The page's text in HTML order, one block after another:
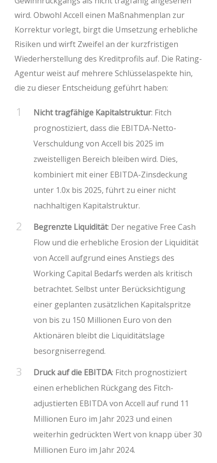
wird. Obwohl Accell einen Maßnahmenplan zur
Korrektur vorlegt, birgt die Umsetzung erhebliche
Risiken und wirft Zweifel an der kurzfristigen
Wiederherstellung des Kreditprofils auf. Die Rating-
Agentur weist auf mehrere Schlüsselaspekte hin,
die zu dieser Entscheidung geführt haben:
Nicht tragfähige Kapitalstruktur: Fitch
prognostiziert, dass die EBITDA-Netto-
Verschuldung von Accell bis 2025 im
zweistelligen Bereich bleiben wird. Dies,
kombiniert mit einer EBITDA-Zinsdeckung
unter 1.0x bis 2025, führt zu einer nicht
nachhaltigen Kapitalstruktur.
Begrenzte Liquidität: Der negative Free Cash
Flow und die erhebliche Erosion der Liquidität
von Accell aufgrund eines Anstiegs des
Working Capital Bedarfs werden als kritisch
betrachtet. Selbst unter Berücksichtigung
einer geplanten zusätzlichen Kapitalspritze
von bis zu 150 Millionen Euro von den
Aktionären bleibt die Liquiditätslage
besorgniserregend.
Druck auf die EBITDA: Fitch prognostiziert
einen erheblichen Rückgang des Fitch-
adjustierten EBITDA von Accell auf rund 11
Millionen Euro im Jahr 2023 und einen
weiterhin gedrückten Wert von knapp über 30
Millionen Euro im Jahr 2024.